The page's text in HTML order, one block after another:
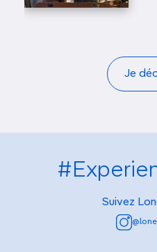
Je
Suivez